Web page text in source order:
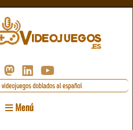
doblados al español
Menú